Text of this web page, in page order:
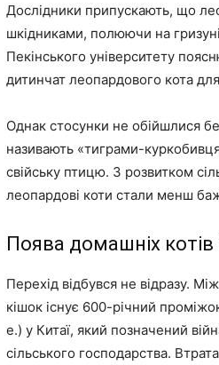
Дослідники припускають, що
шкідниками, полюючи на
Пекінського університету
дитинчат леопардового кота
Однак стосунки не обійшлися
називають «тиграми-
свійську птицю. З розвитком
леопардові коти стали менш
Поява домашніх котів
Перехід відбувся не відразу.
кішок існує 600-річний
е.) у Китаї, який позначений
сільського господарства.